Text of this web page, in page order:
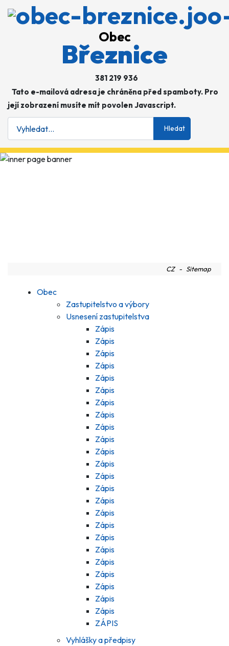
Obec
Březnice
381 219 936
Tato e-mailová adresa je chráněna před spamboty. Pro
její zobrazení musíte mít povolen Javascript.
Hledat
CZ Sitemap
Obec
Zastupitelstvo a výbory
Usnesení zastupitelstva
Zápis
Zápis
Zápis
Zápis
Zápis
Zápis
Zápis
Zápis
Zápis
Zápis
Zápis
Zápis
Zápis
Zápis
Zápis
Zápis
Zápis
Zápis
Zápis
Zápis
Zápis
Zápis
Zápis
Zápis
ZÁPIS
Vyhlášky a předpisy